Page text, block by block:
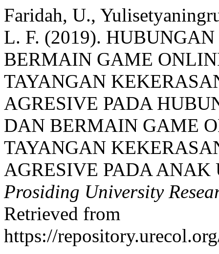
Faridah, U.,
L. F. (2019).
BERMAIN GAME
TAYANGAN
AGRESIVE PADA
DAN BERMAIN GAME
TAYANGAN
AGRESIVE PADA
Prosiding University
Retrieved from
https://